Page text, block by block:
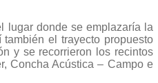
lugar donde se emplazaría la
el trayecto propuesto
y se recorrieron los recintos
Concha Acústica – Campo e